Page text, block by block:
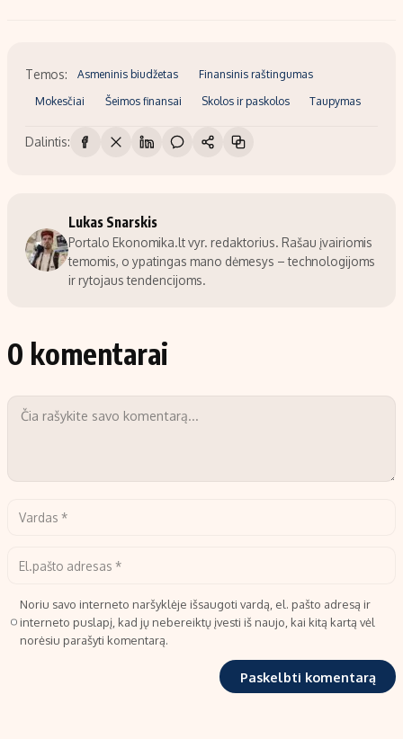
Temos: Asmeninis biudžetas Finansinis raštingumas
Mokesčiai Šeimos finansai Skolos ir paskolos Taupymas
Dalintis:
Lukas Snarskis
Portalo Ekonomika.lt vyr. redaktorius. Rašau įvairiomis
temomis, o ypatingas mano dėmesys – technologijoms
ir rytojaus tendencijoms.
0 komentarai
Noriu savo interneto naršyklėje išsaugoti vardą, el. pašto adresą ir
interneto puslapį, kad jų nebereiktų įvesti iš naujo, kai kitą kartą vėl
norėsiu parašyti komentarą.